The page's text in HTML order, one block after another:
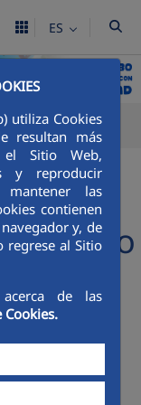
utiliza Cookies
resultan más
el Sitio Web,
y reproducir
las
contienen
y, de
regrese al Sitio
de las
Cookies.
ES
de
para que
manera rápida y